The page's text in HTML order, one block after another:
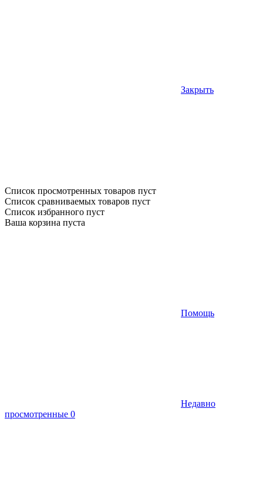
Закрыть
Список просмотренных товаров пуст
Список сравниваемых товаров пуст
Список избранного пуст
Ваша корзина пуста
Помощь
Недавно
просмотренные 0